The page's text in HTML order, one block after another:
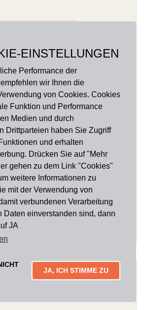
EINSTELLUNGEN
Performance der
wir Ihnen die
von Cookies. Cookies
Funktion und Performance
Medien und durch
Drittparteien haben Sie Zugriff
und erhalten
Drücken Sie auf "Mehr
gehen zu dem Link "Cookies"
weitere Informationen zu
mit der Verwendung von
verbundenen Verarbeitung
Daten einverstanden sind, dann
JA
JA, ICH STIMME ZU
Individuell Easy Clean 50 x 7...